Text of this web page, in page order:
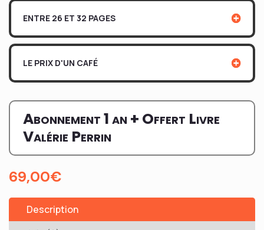
ENTRE 26 ET 32 PAGES
LE PRIX D'UN CAFÉ
Abonnement 1 an + Offert Livre
Valérie Perrin
69,00€
Description